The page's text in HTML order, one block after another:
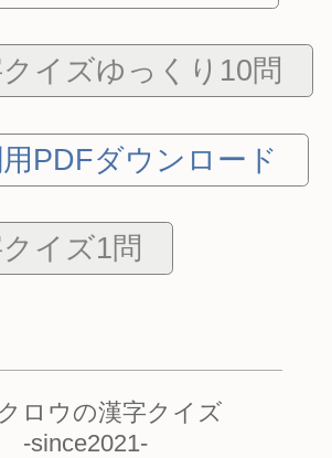
イズゆっくり10問
PDFダウンロード
イズ1問
ロウの漢字クイズ
-since2021-